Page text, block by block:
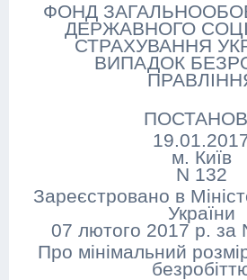
ФОНД
ДЕРЖАВНОГО
СТРАХУВАННЯ
ВИПАДОК
м. Київ
N 132
Зареєстровано в
України
07 лютого 2017 р. за
Про мінімальний